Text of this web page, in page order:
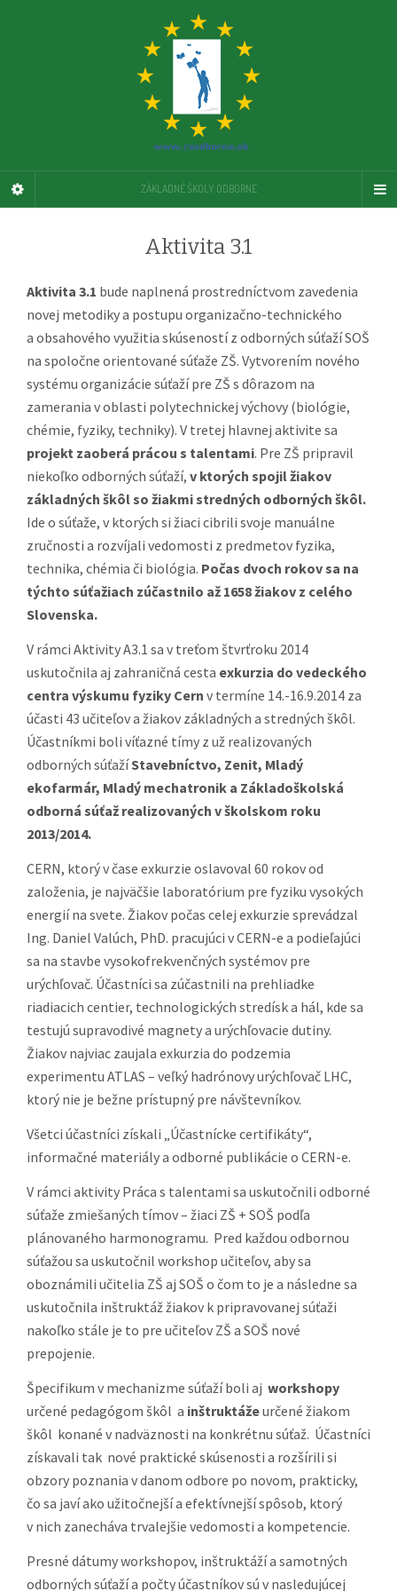
ZÁKLADNÉ ŠKOLY ODBORNE
Aktivita 3.1
Aktivita 3.1 bude naplnená prostredníctvom zavedenia
novej metodiky a postupu organizačno-technického
a obsahového využitia skúseností z odborných súťaží SOŠ
na spoločne orientované súťaže ZŠ. Vytvorením nového
systému organizácie súťaží pre ZŠ s dôrazom na
zamerania v oblasti polytechnickej výchovy (biológie,
chémie, fyziky, techniky). V tretej hlavnej aktivite sa
projekt zaoberá prácou s talentami. Pre ZŠ pripravil
niekoľko odborných súťaží, v ktorých spojil žiakov
základných škôl so žiakmi stredných odborných škôl.
Ide o súťaže, v ktorých si žiaci cibrili svoje manuálne
zručnosti a rozvíjali vedomosti z predmetov fyzika,
technika, chémia či biológia. Počas dvoch rokov sa na
týchto súťažiach zúčastnilo až 1658 žiakov z celého
Slovenska.
V rámci Aktivity A3.1 sa v treťom štvrťroku 2014
uskutočnila aj zahraničná cesta exkurzia do vedeckého
centra výskumu fyziky Cern v termíne 14.-16.9.2014 za
účasti 43 učiteľov a žiakov základných a stredných škôl.
Účastníkmi boli víťazné tímy z už realizovaných
odborných súťažíStavebníctvo, Zenit, Mladý
ekofarmár, Mladý mechatronik a Základoškolská
odborná súťaž realizovaných v školskom roku
2013/2014.
CERN, ktorý v čase exkurzie oslavoval 60 rokov od
založenia, je najväčšie laboratórium pre fyziku vysokých
energií na svete. Žiakov počas celej exkurzie sprevádzal
Ing. Daniel Valúch, PhD. pracujúci v CERN-e a podieľajúci
sa na stavbe vysokofrekvenčných systémov pre
urýchľovač. Účastníci sa zúčastnili na prehliadke
riadiacich centier, technologických stredísk a hál, kde sa
testujú supravodivé magnety a urýchľovacie dutiny.
Žiakov najviac zaujala exkurzia do podzemia
experimentu ATLAS – veľký hadrónovy urýchľovač LHC,
ktorý nie je bežne prístupný pre návštevníkov.
Všetci účastníci získali „Účastnícke certifikáty“,
informačné materiály a odborné publikácie o CERN-e.
V rámci aktivity Práca s talentami sa uskutočnili odborné
súťaže zmiešaných tímov – žiaci ZŠ + SOŠ podľa
plánovaného harmonogramu. Pred každou odbornou
súťažou sa uskutočnil workshop učiteľov, aby sa
oboznámili učitelia ZŠ aj SOŠ o čom to je a následne sa
uskutočnila inštruktáž žiakov k pripravovanej súťaži
nakoľko stále je to pre učiteľov ZŠ a SOŠ nové
prepojenie.
Špecifikum v mechanizme súťaží boli aj workshopy
určené pedagógom škôl a inštruktážeurčené žiakom
škôl konané v nadväznosti na konkrétnu súťaž. Účastníci
získavali tak nové praktické skúsenosti a rozšírili si
obzory poznania v danom odbore po novom, prakticky,
čo sa javí ako užitočnejší a efektívnejší spôsob, ktorý
v nich zanecháva trvalejšie vedomosti a kompetencie.
Presné dátumy workshopov, inštruktáží a samotných
odborných súťaží a počty účastníkov sú v nasledujúcej